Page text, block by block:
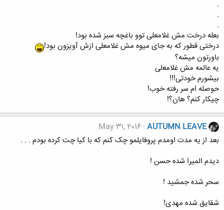
.
.
.
ﺑﻌﻠﻪ ﺩﺭﺧﺖ ﻣﺶ ﻏﻼﻣﻌﻠﯽ ﺗﻮﻭ ﺑﺎﻏﭽﻪ ﺳﺒﺰ ﺷﺪﻩ ﺑﻮﺩ!
ﺩﺭﺧﺘﯽ ﻗﻄﻮﺭ ﮐﻪ ﺑﻪ ﺟﺎﯼ ﻣﯿﻮﻩ ﻣﺶ ﻏﻼﻣﻌﻠﯽ ﺍﺯﺵ ﺁﻭﯾﺰﻭﻥ ﺑﻮﺩ!
ﺑﺎﻭﺭﺗﻮﻥ ﻣﯿﺸﻪ؟
ﯾﻪ ﻋﺎﻟﻤﻪ ﻣﺶ ﻏﻼﻣﻌلی
بیشورم خودتی!!!
حوصله ام سر رفته خوب!
چیکار کنم؟ هان؟!
AUTUMN LEAVE
May 31, 2016
بعد از يه مدت اومدم پروفایلمو چک کنم که با کیا چت کرده بودم . . .
دیدم المیرا شده حسن !
سحر شده جمشید !
شقایق شده مهدی!